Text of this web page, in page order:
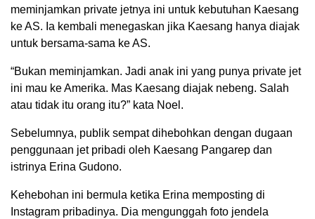
meminjamkan private jetnya ini untuk kebutuhan Kaesang
ke AS. Ia kembali menegaskan jika Kaesang hanya diajak
untuk bersama-sama ke AS.
“Bukan meminjamkan. Jadi anak ini yang punya private jet
ini mau ke Amerika. Mas Kaesang diajak nebeng. Salah
atau tidak itu orang itu?” kata Noel.
Sebelumnya, publik sempat dihebohkan dengan dugaan
penggunaan jet pribadi oleh Kaesang Pangarep dan
istrinya Erina Gudono.
Kehebohan ini bermula ketika Erina memposting di
Instagram pribadinya. Dia mengunggah foto jendela